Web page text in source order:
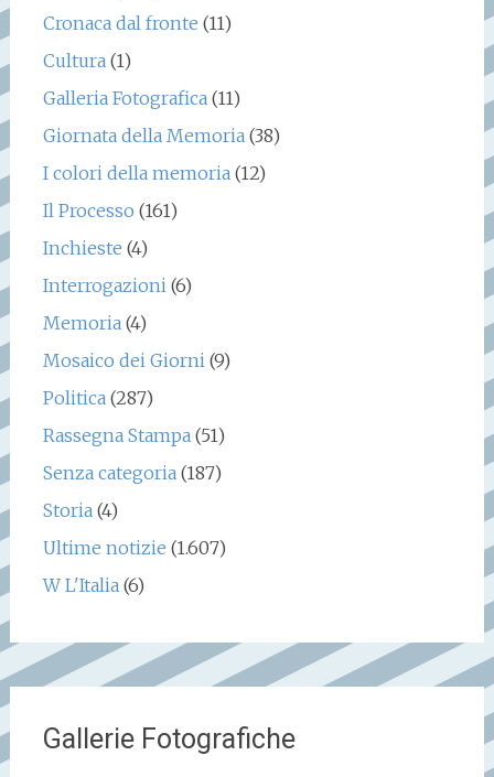
Cronaca dal fronte (11)
Cultura(1)
Galleria Fotografica(11)
Giornata della Memoria(38)
I colori della memoria(12)
Il Processo (161)
Inchieste (4)
Interrogazioni(6)
Memoria(4)
Mosaico dei Giorni(9)
Politica(287)
Rassegna Stampa(51)
Senza categoria(187)
Storia(4)
Ultime notizie (1.607)
W L'Italia(6)
Gallerie Fotografiche